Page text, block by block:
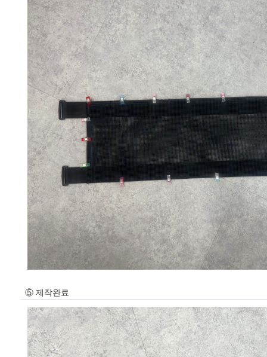
⑤ 제작완료